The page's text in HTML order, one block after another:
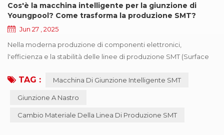
Cos'è la macchina intelligente per la giunzione di
Youngpool? Come trasforma la produzione SMT?
Jun 27 , 2025
Nella moderna produzione di componenti elettronici,
l'efficienza e la stabilità delle linee di produzione SMT (Surface
un'azienda. Per migliorare ulteriormente l'automazione della
giunzione SMT. Progettata specificamente per il fr...
TAG : Macchina Di Giunzione Intelligente SMT
Giunzione A Nastro
Cambio Materiale Della Linea Di Produzione SMT